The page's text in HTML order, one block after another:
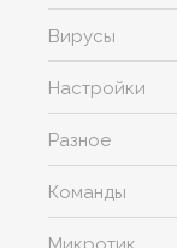
Вирусы
Настройки
Разное
Команды